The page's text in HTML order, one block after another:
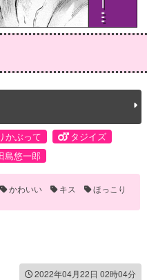
かぶって
タジイズ
島悠一郎
かわいい キス ほっこり
2022年04月22日 02時04分